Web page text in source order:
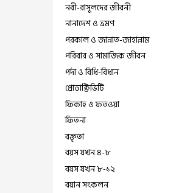
নবী-রাসূলদের জীবনী
নানাদেশ ও ভ্রমণ
পরকাল ও জান্নাত-জাহান্নাম
পরিবার ও সামাজিক জীবন
পর্দা ও বিধি-বিধান
প্রোডাক্টিভিটি
ফিকাহ ও ফতওয়া
ফিতনা
বক্তৃতা
বয়স যখন ৪-৮
বয়স যখন ৮-১২
বয়ান সংকলন